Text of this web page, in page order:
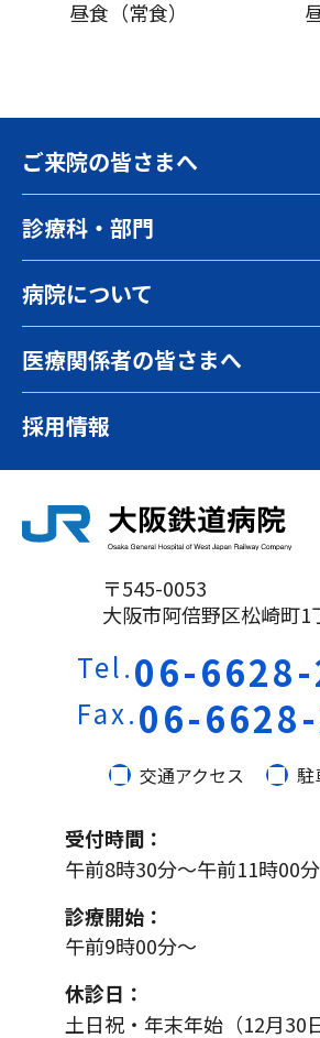
昼食（常食）
ご来院の皆さまへ
診療科・部門
病院について
医療関係者の皆さまへ
採用情報
〒545-0053
大阪市阿倍野区松崎町1
Tel.06-
Fax.06-
交通アクセス 駐
受付時間：
午前8時30分～午前11時00分
診療開始：
午前9時00分～
休診日：
土日祝・年末年始（12月30